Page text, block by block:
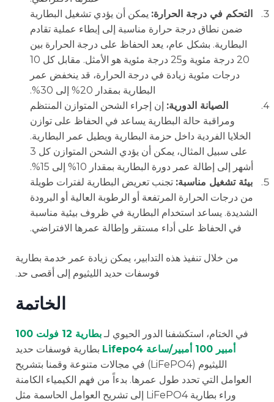
التحكم في درجة الحرارة: يمكن أن يؤدي تشغيل البطارية
ضمن نطاق درجة حرارة مناسبة إلى إبطاء عملية تقادم
البطارية. بشكل عام، يعد الحفاظ على درجة الحرارة بين
20 درجة مئوية و25 درجة مئوية هو الأمثل. مقابل كل 10
درجات مئوية زيادة في درجة الحرارة، قد ينخفض عمر
البطارية بمقدار 20% إلى 30%.
الصيانة الدورية: إن إجراء الشحن المتوازن المنتظم
ومراقبة حالة البطارية يساعد في الحفاظ على توازن
الخلايا الفردية داخل حزمة البطارية ويطيل عمر البطارية.
على سبيل المثال، يمكن أن يؤدي الشحن المتوازن كل 3
أشهر إلى إطالة عمر دورة البطارية بمقدار 10% إلى 15%.
بيئة تشغيل مناسبة: تجنب تعريض البطارية لفترات طويلة
من درجات الحرارة المرتفعة أو الرطوبة العالية أو البرودة
الشديدة. يساعد استخدام البطارية في ظروف بيئية مناسبة
في الحفاظ على أداء مستقر وإطالة عمرها الافتراضي.
من خلال تنفيذ هذه التدابير، يمكن زيادة عمر خدمة بطارية
فوسفات حديد الليثيوم إلى أقصى حد.
الخاتمة
في الختام، استكشفنا الدور الحيوي لـ
بطارية 12 فولت 100
أمبير 100 أمبير/ساعة Lifepo4
بطارية فوسفات حديد
الليثيوم (LiFePO4) في مجالات متنوعة وقمنا بتشريح
العوامل التي تحدد طول عمرها. بدءاً من فهم الكيمياء الكامنة
وراء بطارية LiFePO4 إلى تشريح العوامل الحاسمة مثل